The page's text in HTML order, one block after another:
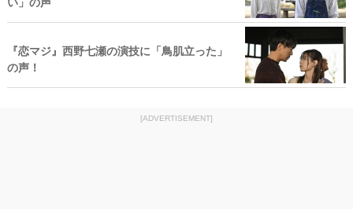
『恋マジ』西野七瀬の演技に「鳥肌立った」
の声！
[ADVERTISEMENT]